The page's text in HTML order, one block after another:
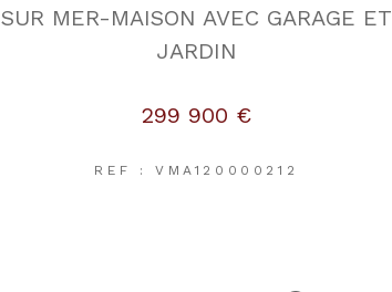
SUR MER-MAISON AVEC GARAGE ET
JARDIN
299 900 €
REF : VMA120000212